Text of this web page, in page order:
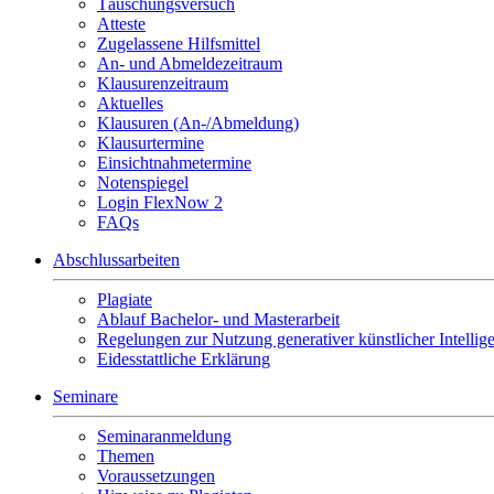
Täuschungsversuch
Atteste
Zugelassene Hilfsmittel
An- und Abmeldezeitraum
Klausurenzeitraum
Aktuelles
Klausuren (An-/Abmeldung)
Klausurtermine
Einsichtnahmetermine
Notenspiegel
Login FlexNow 2
FAQs
Abschlussarbeiten
Plagiate
Ablauf Bachelor- und Masterarbeit
Regelungen zur Nutzung generativer künstlicher
Eidesstattliche Erklärung
Seminare
Seminaranmeldung
Themen
Voraussetzungen